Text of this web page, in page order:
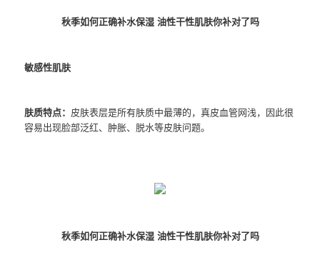
秋季如何正确补水保湿 油性干性肌肤你补对了吗
敏感性肌肤
肤质特点： 皮肤表层是所有肤质中最薄的，真皮血管网浅，因此很
容易出现脸部泛红、肿胀、脱水等皮肤问题。
秋季如何正确补水保湿 油性干性肌肤你补对了吗